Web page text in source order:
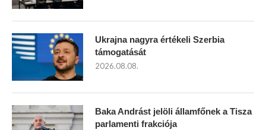
Ukrajna nagyra értékeli Szerbia
támogatását
2026.08.08.
Baka Andrást jelöli államfőnek a Tisza
parlamenti frakciója